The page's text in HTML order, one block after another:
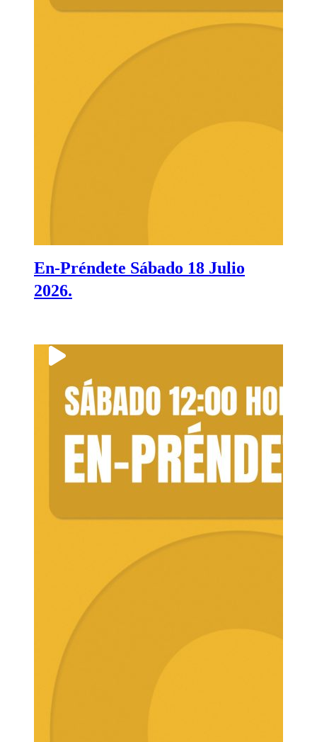
En-Préndete Sábado 18 Julio
2026.